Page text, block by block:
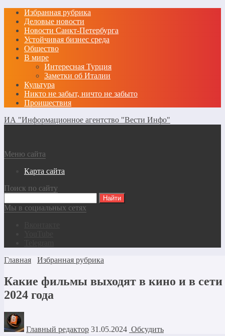
Избранная рубрика
Деловые новости
Новости Санкт-Петербурга
Устойчивая бизнес среда
Общество
В мире
Интересная Турция
Заметки об Италии
Культура
Никто не забыт, ничто не забыто
Проишествия
ИА "Информационное агентство "Вести Инфо"
Меню сайта
Карта сайта
Поиск по сайту
Мы в социальных сетях
Главная
Избранная рубрика
Какие фильмы выходят в кино и в
2024 года
Главный редактор 31.05.2024 Обсудить